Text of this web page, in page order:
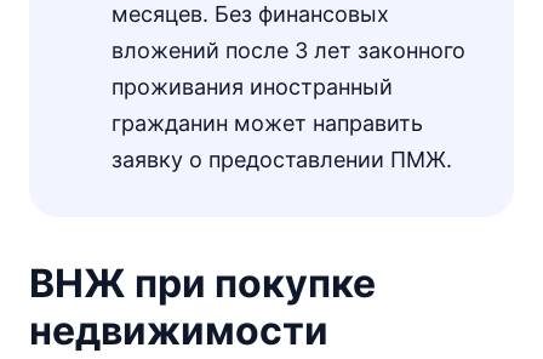
месяцев. Без финансовых
вложений после 3 лет законного
проживания иностранный
гражданин может направить
заявку о предоставлении ПМЖ.
ВНЖ при покупке
недвижимости